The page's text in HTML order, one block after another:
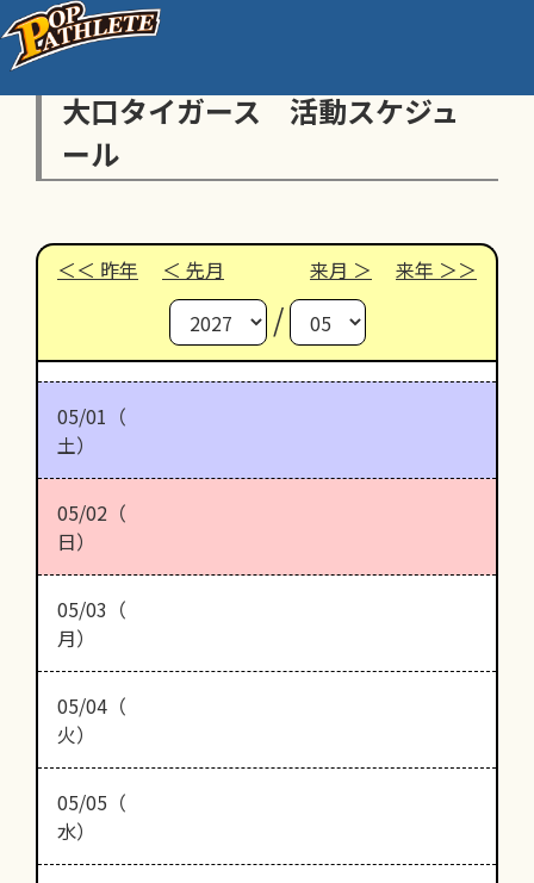
大口タイガース 活動スケジュ
ール
昨年 先月 来月 来年
/
05/01（
土）
05/02（
日）
05/03（
月）
05/04（
火）
05/05（
水）